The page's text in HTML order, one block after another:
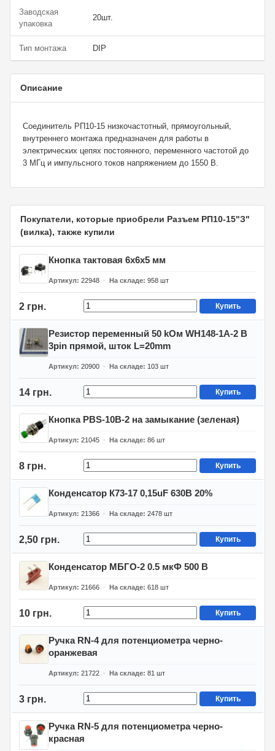
Заводская
упаковка
20шт.
Тип монтажа DIP
Описание
Соединитель РП10-15 низкочастотный, прямоугольный,
внутреннего монтажа предназначен для работы в
электрических цепях постоянного, переменного частотой до
3 МГц и импульсного токов напряжением до 1550 В.
Покупатели, которые приобрели Разъем РП10-15"З"
(вилка), также купили
Кнопка тактовая 6x6x5 мм
Артикул 22948 На складе 958 шт
2 грн. Купить
Резистор переменный 50 kОм WH148-1A-2 B
3pin прямой, шток L=20mm
Артикул 20900 На складе 103 шт
14 грн. Купить
Кнопка PBS-10B-2 на замыкание (зеленая)
Артикул 21045 На складе 86 шт
8 грн. Купить
Конденсатор К73-17 0,15uF 630В 20%
Артикул 21366 На складе 2478 шт
2,50 грн. Купить
Конденсатор МБГО-2 0.5 мкФ 500 В
Артикул 21666 На складе 618 шт
10 грн. Купить
Ручка RN-4 для потенциометра черно-
оранжевая
Артикул 21722 На складе 81 шт
3 грн. Купить
Ручка RN-5 для потенциометра черно-
красная